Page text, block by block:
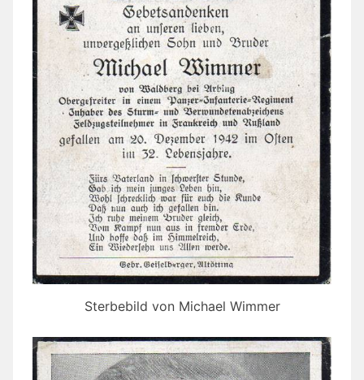
Sterbebild von Michael Wimmer